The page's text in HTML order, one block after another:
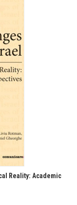
Reality: Academic